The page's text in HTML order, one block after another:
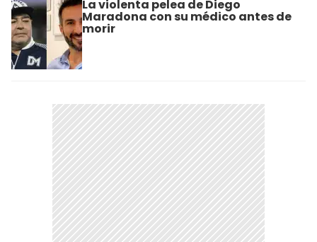
La violenta pelea de Diego
Maradona con su médico antes de
morir